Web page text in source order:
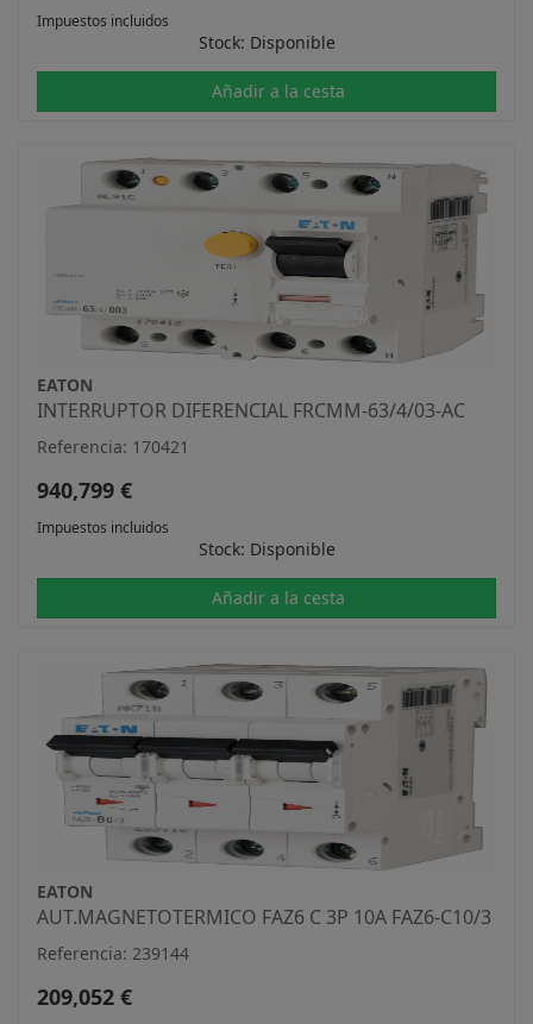
Impuestos incluidos
Stock: Disponible
Añadir a la cesta
EATON
INTERRUPTOR DIFERENCIAL FRCMM-63/4/03-AC
Referencia: 170421
940,799 €
Impuestos incluidos
Stock: Disponible
Añadir a la cesta
EATON
AUT.MAGNETOTERMICO FAZ6 C 3P 10A FAZ6-C10/3
Referencia: 239144
209,052 €